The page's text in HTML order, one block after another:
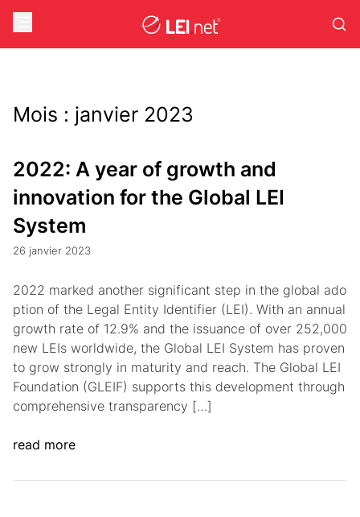
Mois : janvier 2023
2022: A year of growth and
innovation for the Global LEI
System
26 janvier 2023
2022 marked another significant step in the global ado
ption of the Legal Entity Identifier (LEI). With an annual
growth rate of 12.9% and the issuance of over 252,000
new LEIs worldwide, the Global LEI System has proven
to grow strongly in maturity and reach. The Global LEI
Foundation (GLEIF) supports this development through
comprehensive transparency […]
read more